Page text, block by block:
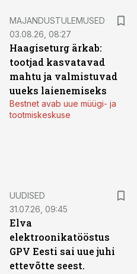
MAJANDUSTULEMUSED
03.08.26, 08:27
Haagiseturg ärkab:
tootjad kasvatavad
mahtu ja valmistuvad
uueks laienemiseks
Bestnet avab uue müügi- ja
tootmiskeskuse
UUDISED
31.07.26, 09:45
Elva
elektroonikatööstus
GPV Eesti sai uue juhi
ettevõtte seest.